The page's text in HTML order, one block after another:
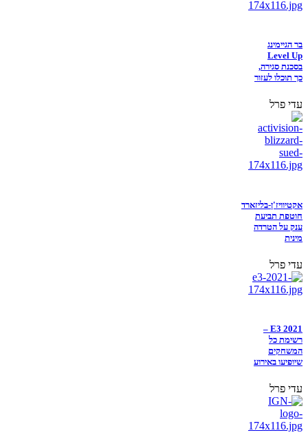
בר הגיימינג
Level Up
בסכנת סגירה,
כך תוכלו לעזור
עדי פרל
אקטיוויז'ן-בליזארד
חוטפת תביעת
ענק על הטרדה
מינית
עדי פרל
E3 2021 –
רשימת כל
המשחקים
שיופיעו באירוע
עדי פרל